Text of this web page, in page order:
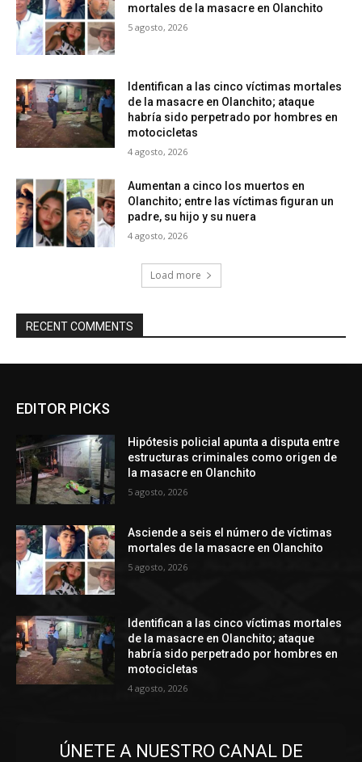
mortales de la masacre en Olanchito
5 agosto, 2026
Identifican a las cinco víctimas mortales
de la masacre en Olanchito; ataque
habría sido perpetrado por hombres en
motocicletas
4 agosto, 2026
Aumentan a cinco los muertos en
Olanchito; entre las víctimas figuran un
padre, su hijo y su nuera
4 agosto, 2026
Load more
RECENT COMMENTS
EDITOR PICKS
Hipótesis policial apunta a disputa entre
estructuras criminales como origen de
la masacre en Olanchito
5 agosto, 2026
Asciende a seis el número de víctimas
mortales de la masacre en Olanchito
5 agosto, 2026
Identifican a las cinco víctimas mortales
de la masacre en Olanchito; ataque
habría sido perpetrado por hombres en
motocicletas
4 agosto, 2026
ÚNETE A NUESTRO CANAL DE